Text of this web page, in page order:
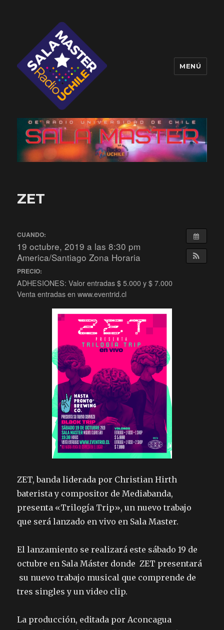
Sala Master
MENÚ
ZET
CUANDO:
19 octubre, 2019 a las 8:30 pm
America/Santiago Zona Horaria
PRECIO:
ADHESIONES: Valor entradas $ 5.000 y $ 7.000
Venta entradas en www.eventrid.cl
ZET, banda liderada por Christian Hirth
baterista y compositor de Mediabanda,
presenta «Trilogía Trip», un nuevo trabajo
que será lanzado en vivo en Sala Master.
El lanzamiento se realizará este sábado 19 de
octubre en Sala Máster donde ZET presentará
su nuevo trabajo musical que comprende de
tres singles y un video clip.
La producción, editada por Aconcagua